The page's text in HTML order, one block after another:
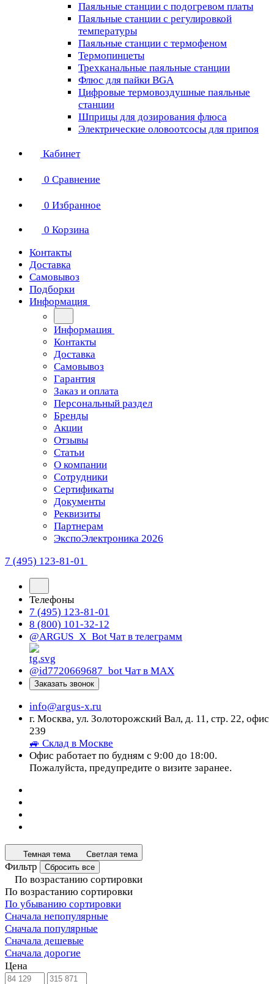
Паяльные станции с подогревом платы
Паяльные станции с регулировкой
температуры
Паяльные станции с термофеном
Термопинцеты
Трехканальные паяльные станции
Флюс для пайки BGA
Цифровые термовоздушные паяльные
станции
Шприцы для дозирования флюса
Электрические оловоотсосы для припоя
Кабинет
0 Сравнение
0 Избранное
0 Корзина
Контакты
Доставка
Самовывоз
Подборки
Информация
Информация
Контакты
Доставка
Самовывоз
Гарантия
Заказ и оплата
Персональный раздел
Бренды
Акции
Отзывы
Статьи
О компании
Сотрудники
Сертификаты
Документы
Реквизиты
Партнерам
ЭкспоЭлектроника 2026
7 (495) 123-81-01
Телефоны
7 (495) 123-81-01
8 (800) 101-32-12
@ARGUS_X_Bot Чат в телеграмм
@id7720669687_bot Чат в МАХ
Заказать звонок
info@argus-x.ru
г. Москва, ул. Золоторожский Вал, д. 11, стр. 22, офис
239
🚙 Склад в Москве
Офис работает по будням с 9:00 до 18:00.
Пожалуйста, предупредите о визите заранее.
Темная тема Светлая тема
Фильтр Сбросить все
По возрастанию сортировки
По возрастанию сортировки
По убыванию сортировки
Сначала непопулярные
Сначала популярные
Сначала дешевые
Сначала дорогие
Цена